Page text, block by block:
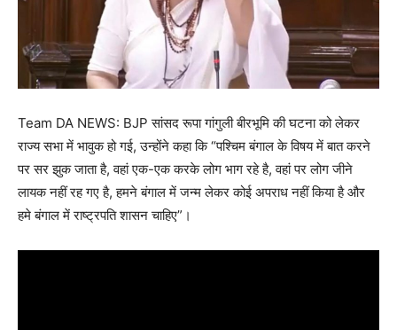
Team DA NEWS: BJP सांसद रूपा गांगुली बीरभूमि की घटना को लेकर
राज्य सभा में भावुक हो गई, उन्होंने कहा कि “पश्चिम बंगाल के विषय में बात करने
पर सर झुक जाता है, वहां एक-एक करके लोग भाग रहे है, वहां पर लोग जीने
लायक नहीं रह गए है, हमने बंगाल में जन्म लेकर कोई अपराध नहीं किया है और
हमे बंगाल में राष्ट्रपति शासन चाहिए”।